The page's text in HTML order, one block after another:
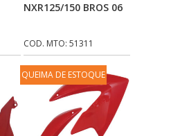
NXR125/150 BROS 06
COD. MTO: 51311
QUEIMA DE ESTOQUE